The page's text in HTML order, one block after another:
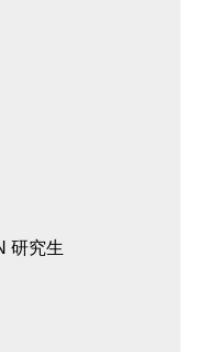
研究生